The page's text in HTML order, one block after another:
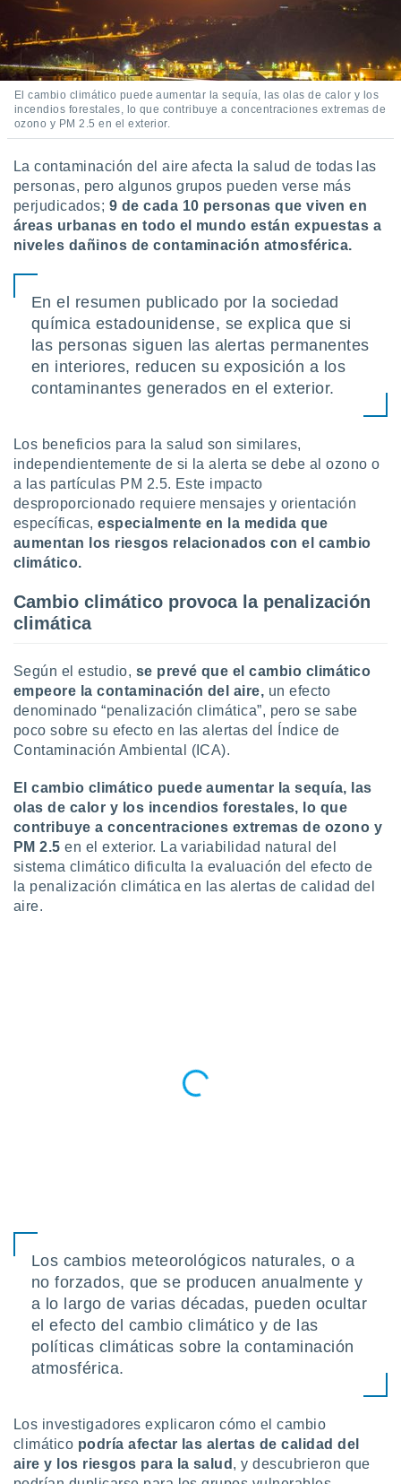
perfiles
utilizar
crear un
la
contenido
medir el
la
el
o a través
de
de
de
uso de
e
mediante
publicidad
de
1199
El cambio climático puede aumentar la sequía, las olas de calor y los
incendios forestales, lo que contribuye a concentraciones extremas de
ozono y PM 2.5 en el exterior.
La contaminación del aire afecta la salud de todas las
personas, pero algunos grupos pueden verse más
perjudicados; 9 de cada 10 personas que viven en
áreas urbanas en todo el mundo están expuestas a
niveles dañinos de contaminación atmosférica.
En el resumen publicado por la sociedad
química estadounidense, se explica que si
las personas siguen las alertas permanentes
en interiores, reducen su exposición a los
contaminantes generados en el exterior.
Los beneficios para la salud son similares,
independientemente de si la alerta se debe al ozono o
a las partículas PM 2.5. Este impacto
desproporcionado requiere mensajes y orientación
específicas,especialmente en la medida que
aumentan los riesgos relacionados con el cambio
climático.
Cambio climático provoca la penalización
climática
Según el estudio, se prevé que el cambio climático
empeore la contaminación del aire, un efecto
denominado “penalización climática”, pero se sabe
poco sobre su efecto en las alertas del Índice de
Contaminación Ambiental (ICA).
El cambio climático puede aumentar la sequía, las
olas de calor y los incendios forestales, lo que
contribuye a concentraciones extremas de ozono y
PM 2.5 en el exterior. La variabilidad natural del
sistema climático dificulta la evaluación del efecto de
la penalización climática en las alertas de calidad del
aire.
Los cambios meteorológicos naturales, o a
no forzados, que se producen anualmente y
a lo largo de varias décadas, pueden ocultar
el efecto del cambio climático y de las
políticas climáticas sobre la contaminación
atmosférica.
Los investigadores explicaron cómo el cambio
climático podría afectar las alertas de calidad del
aire y los riesgos para la salud , y descubrieron que